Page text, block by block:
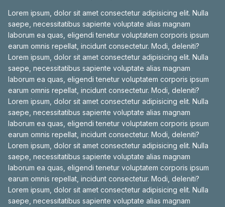
Lorem ipsum, dolor sit amet consectetur adipisicing elit. Nulla
saepe, necessitatibus sapiente voluptate alias magnam
laborum ea quas, eligendi tenetur voluptatem corporis ipsum
earum omnis repellat, incidunt consectetur. Modi, deleniti?
Lorem ipsum, dolor sit amet consectetur adipisicing elit. Nulla
saepe, necessitatibus sapiente voluptate alias magnam
laborum ea quas, eligendi tenetur voluptatem corporis ipsum
earum omnis repellat, incidunt consectetur. Modi, deleniti?
Lorem ipsum, dolor sit amet consectetur adipisicing elit. Nulla
saepe, necessitatibus sapiente voluptate alias magnam
laborum ea quas, eligendi tenetur voluptatem corporis ipsum
earum omnis repellat, incidunt consectetur. Modi, deleniti?
Lorem ipsum, dolor sit amet consectetur adipisicing elit. Nulla
saepe, necessitatibus sapiente voluptate alias magnam
laborum ea quas, eligendi tenetur voluptatem corporis ipsum
earum omnis repellat, incidunt consectetur. Modi, deleniti?
Lorem ipsum, dolor sit amet consectetur adipisicing elit. Nulla
saepe, necessitatibus sapiente voluptate alias magnam